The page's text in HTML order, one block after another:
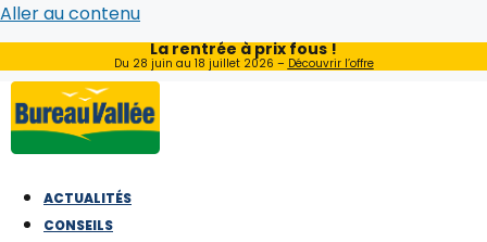
Aller au contenu
La rentrée à prix fous !
Du 28 juin au 18 juillet 2026 – Découvrir l’offre
ACTUALITÉS
CONSEILS